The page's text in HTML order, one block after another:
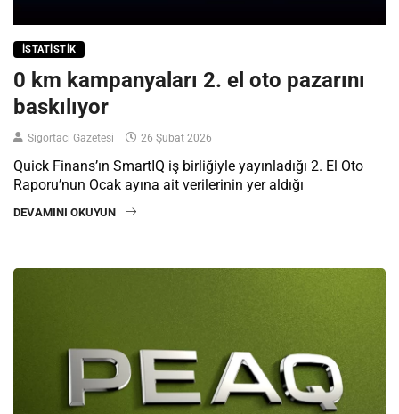
İSTATISTIK
0 km kampanyaları 2. el oto pazarını
baskılıyor
Sigortacı Gazetesi 26 Şubat 2026
Quick Finans’ın SmartIQ iş birliğiyle yayınladığı 2. El Oto
Raporu’nun Ocak ayına ait verilerinin yer aldığı
DEVAMINI OKUYUN